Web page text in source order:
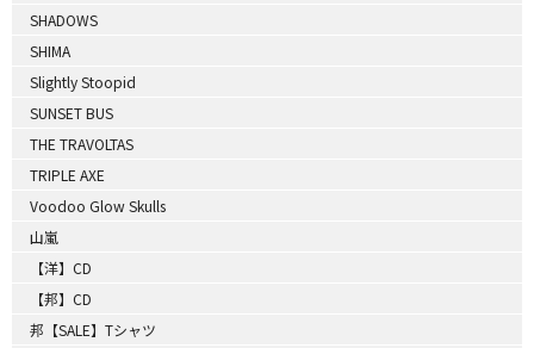
SHADOWS
SHIMA
Slightly Stoopid
SUNSET BUS
THE TRAVOLTAS
TRIPLE AXE
Voodoo Glow Skulls
山嵐
【洋】CD
【邦】CD
邦【SALE】Tシャツ